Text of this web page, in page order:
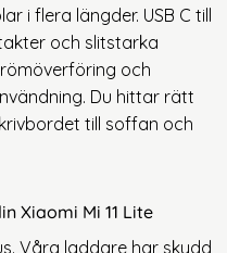
i flera längder. USB C till
och slitstarka
och
Du hittar rätt
till soffan och
Xiaomi Mi 11 Lite
Våra laddare har skydd